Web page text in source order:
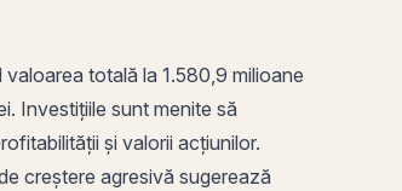
totală la 1.580,9 milioane
Investițiile sunt menite să
și valorii acțiunilor.
creștere agresivă sugerează